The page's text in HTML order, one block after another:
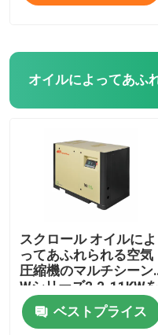
乾燥した真空ポンプ
産業送風機の解決
空気圧縮機の部品
スクロール オイルによ
ってあふれられる空気
圧縮機のマルチシーン
Wシリーズ2.2-11KWを
差し引いたオイル
ベストプライス